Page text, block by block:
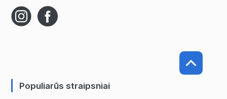
Populiarūs straipsniai